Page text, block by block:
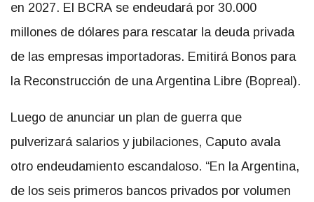
en 2027. El BCRA se endeudará por 30.000
millones de dólares para rescatar la deuda privada
de las empresas importadoras. Emitirá Bonos para
la Reconstrucción de una Argentina Libre (Bopreal).
Luego de anunciar un plan de guerra que
pulverizará salarios y jubilaciones, Caputo avala
otro endeudamiento escandaloso. “En la Argentina,
de los seis primeros bancos privados por volumen